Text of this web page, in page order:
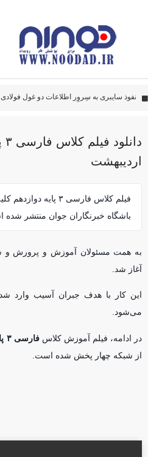
دادستانی
این سامانه متخصص زدن هواپیما آمریکائی
پهپاد‌های ایران به نقاط مهمی اصابت کرده‌اند
اردیبهشت
فیلم کلاس فارسی ۳
باشگاه خبرنگاران جوان منتشر شده
آغاز شد.
این کار با هدف جبران آسیب وارد
می‌شود.
در ادامه، فیلم آموزش کلاس فارسی ۳ پایه دوازدهم کلیه رشته‌ها
از شبکه چهار پخش شده است.